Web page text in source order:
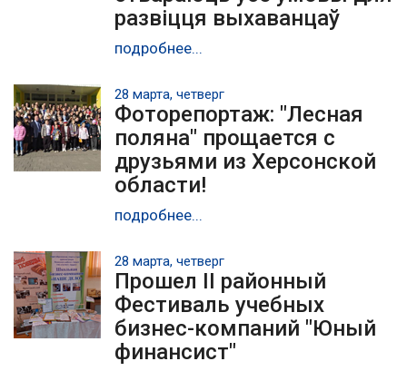
развіцця выхаванцаў
подробнее...
28 марта, четверг
Фоторепортаж: "Лесная
поляна" прощается с
друзьями из Херсонской
области!
подробнее...
28 марта, четверг
Прошел II районный
Фестиваль учебных
бизнес-компаний "Юный
финансист"